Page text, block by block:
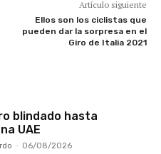
Artículo siguiente
Ellos son los ciclistas que
pueden dar la sorpresa en el
Giro de Italia 2021
blindado hasta
UAE
- 06/08/2026